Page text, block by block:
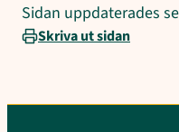
Sidan uppdaterades
Skriva ut sidan